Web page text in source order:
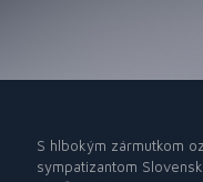
S hlbokým zármutkom
sympatizantom